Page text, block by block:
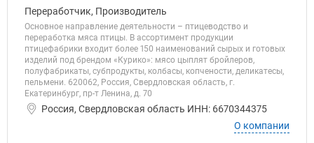
Переработчик, Производитель
Основное направление деятельности – птицеводство и
переработка мяса птицы. В ассортимент продукции
птицефабрики входит более 150 наименований сырых и готовых
изделий под брендом «Курико»: мясо цыплят бройлеров,
полуфабрикаты, субпродукты, колбасы, копчености, деликатесы,
пельмени. 620062, Россия, Свердловская область, г.
Екатеринбург, пр-т Ленина, д. 70
Россия, Свердловская область ИНН: 6670344375
О компании